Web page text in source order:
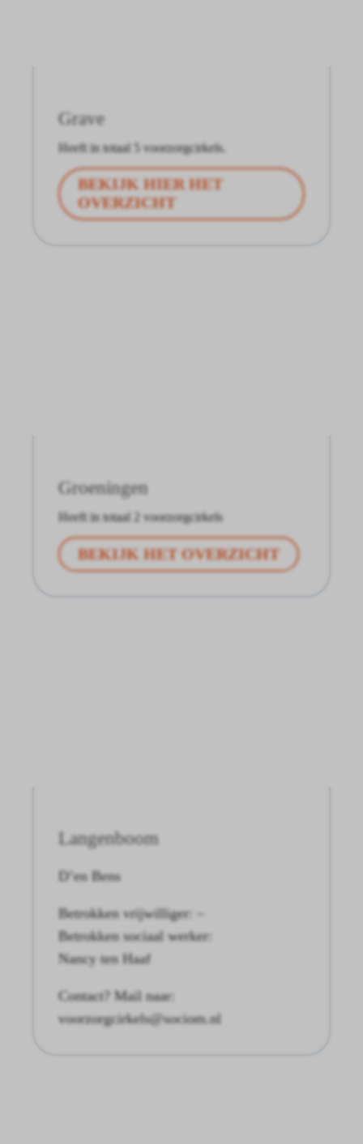
Grave
Heeft in totaal 5 voorzorgcirkels.
BEKIJK HIER HET
OVERZICHT
Groeningen
Heeft in totaal 2 voorzorgcirkels
BEKIJK HET OVERZICHT
Langenboom
D’en Bens
Betrokken vrijwilliger: –
Betrokken sociaal werker:
Nancy ten Haaf
Contact? Mail naar:
voorzorgcirkels@sociom.nl